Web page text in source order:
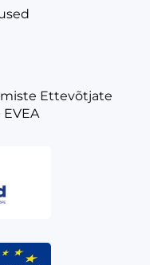
Ettevõtjate